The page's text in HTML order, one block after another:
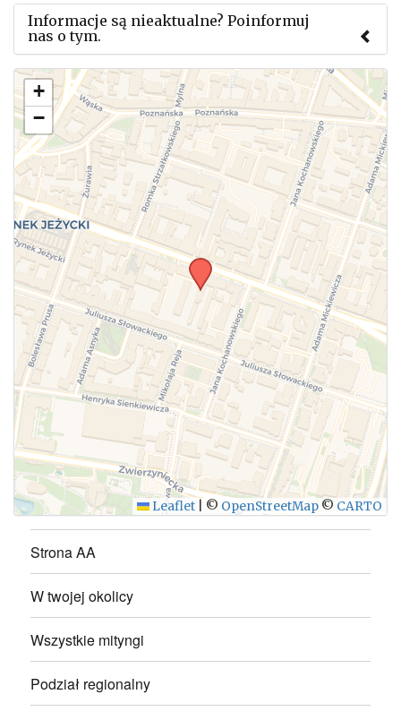
Informacje są nieaktualne? Poinformuj
nas o tym.
Użyj tego formularza aby przesłać informację o
zmianach w powyższym mityngu.
WYŚLIJ
+
−
Leaflet © OpenStreetMap © CARTO
Strona AA
W twojej okolicy
Wszystkie mityngi
Podział regionalny